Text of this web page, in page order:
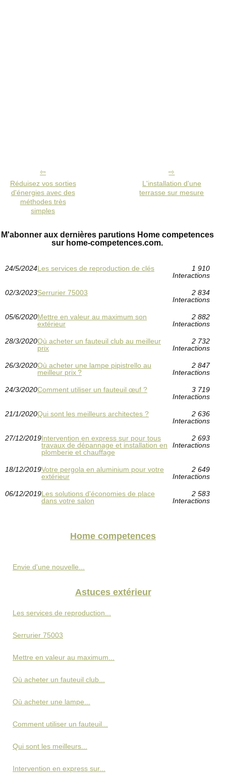
Réduisez vos sorties
d'énergies avec des
méthodes très
simples
L'installation d'une
terrasse sur mesure
M'abonner aux dernières parutions Home competences
sur home-competences.com.
24/5/2024Les services de reproduction de clés
1 910
Interactions
02/3/2023Serrurier 75003
2 834
Interactions
05/6/2020Mettre en valeur au maximum son
extérieur
2 882
Interactions
28/3/2020Où acheter un fauteuil club au meilleur
prix
2 732
Interactions
26/3/2020Où acheter une lampe pipistrello au
meilleur prix ?
2 847
Interactions
24/3/2020Comment utiliser un fauteuil œuf ?
3 719
Interactions
21/1/2020Qui sont les meilleurs architectes ?
2 636
Interactions
27/12/2019Intervention en express sur pour tous
travaux de dépannage et installation en
plomberie et chauffage
2 693
Interactions
18/12/2019Votre pergola en aluminium pour votre
extérieur
2 649
Interactions
06/12/2019Les solutions d'économies de place
dans votre salon
2 583
Interactions
Home competences
Envie d'une nouvelle...
Astuces extérieur
Les services de reproduction...
Serrurier 75003
Mettre en valeur au maximum...
Où acheter un fauteuil club...
Où acheter une lampe...
Comment utiliser un fauteuil...
Qui sont les meilleurs...
Intervention en express sur...